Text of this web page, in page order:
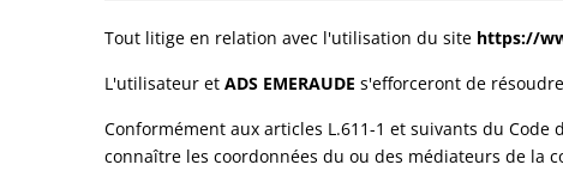
Tout litige en relation avec l'utilisation du site https://
L'utilisateur et ADS EMERAUDE s'efforceront de
Conformément aux articles L.611-1 et suivants du
connaître les coordonnées du ou des médiateurs de la